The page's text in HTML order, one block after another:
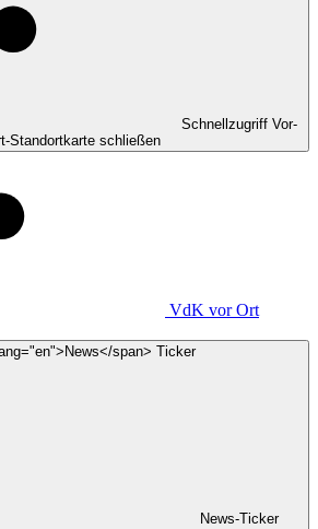
Schnellzugriff Vor-
Standortkarte schließen
VdK vor Ort
span> Ticker
News-Ticker